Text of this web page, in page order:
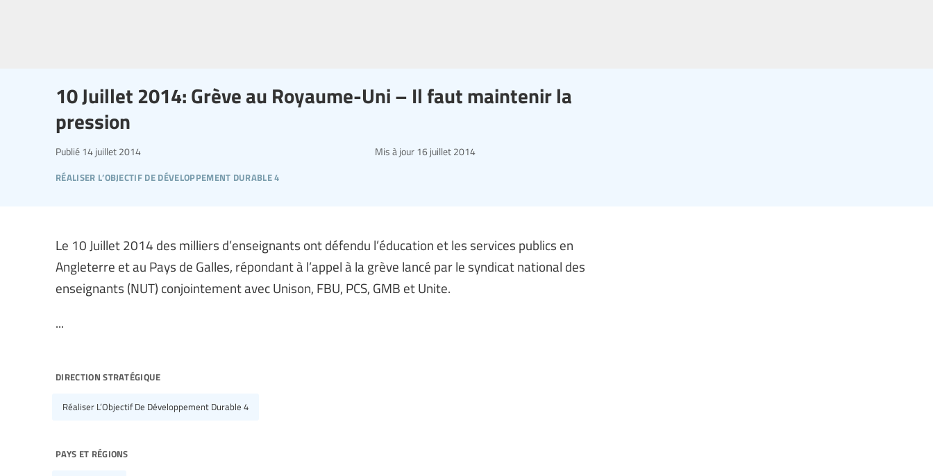
10 Juillet 2014: Grève au Royaume-Uni – Il faut maintenir la
pression
réaliser l’objectif de développement durable 4
Publié 14 juillet 2014 Mis à jour 16 juillet 2014
Le 10 Juillet 2014 des milliers d’enseignants ont défendu l’éducation et les services publics en
Angleterre et au Pays de Galles, répondant à l’appel à la grève lancé par le syndicat national des
enseignants (NUT) conjointement avec Unison, FBU, PCS, GMB et Unite.
...
direction stratégique
Réaliser L’Objectif De Développement Durable 4
pays et régions